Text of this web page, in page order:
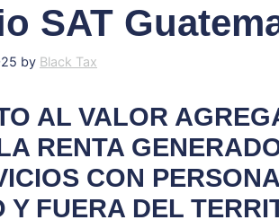
SAT
by Black Tax
AL VALOR
RENTA
CON
Y FUERA DEL